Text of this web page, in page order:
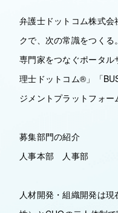
弁護士ドットコム株式
クで、次の常識をつく
専門家をつなぐポータ
理士ドットコム®」「
ジメントプラットフォ
募集部門の紹介
人事本部 人事部
人材開発・組織開発は